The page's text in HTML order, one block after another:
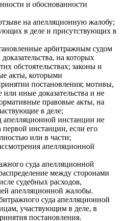
и обоснованности
на апелляционную жалобу;
в деле и присутствующих в
арбитражным судом
на которых
обстоятельствах; законы и
акты, которыми
постановления; мотивы,
иные доказательства и не
правовые акты, на
в деле;
инстанции не
первой инстанции, если его
или в части;
апелляционной
суда апелляционной
между сторонами
судебных расходов,
апелляционной жалобы.
суда апелляционной
участвующим в деле, в
постановления.